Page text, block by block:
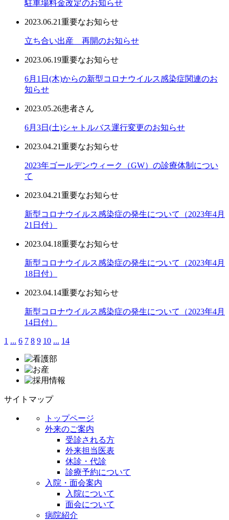
駐車場料金改定のお知らせ
2023.06.21重要なお知らせ
立ち合い出産 再開のお知らせ
2023.06.19重要なお知らせ
6月1日(木)からの新型コロナウイルス感染症関連のお
知らせ
2023.05.26患者さん
6月3日(土)シャトルバス運行変更のお知らせ
2023.04.21重要なお知らせ
2023年ゴールデンウィーク（GW）の診療体制につい
て
2023.04.21重要なお知らせ
新型コロナウイルス感染症の発生について（2023年4月
21日付）
2023.04.18重要なお知らせ
新型コロナウイルス感染症の発生について（2023年4月
18日付）
2023.04.14重要なお知らせ
新型コロナウイルス感染症の発生について（2023年4月
14日付）
1 ... 6 7 8 9 10 ... 14
サイトマップ
トップページ
外来のご案内
受診される方
外来担当医表
休診・代診
診療予約について
入院・面会案内
入院について
面会について
病院紹介